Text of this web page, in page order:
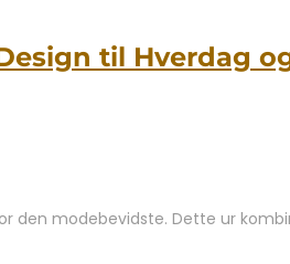
til Hverdag
den modebevidste. Dette ur